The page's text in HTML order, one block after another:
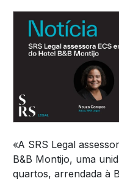
«A SRS Legal
B&B Montijo, uma
quartos, arrendada à